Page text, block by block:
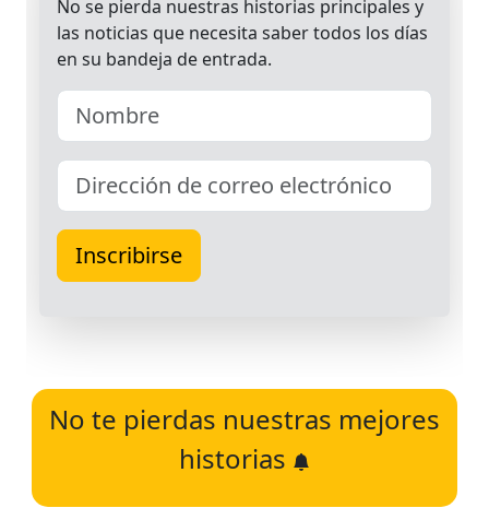
No te pierdas nuestras mejores
historias